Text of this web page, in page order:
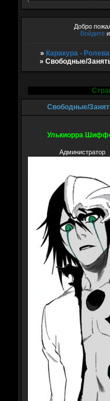
Добро
Войдите
» Каракура -
» Свободные/
Свободные/
Улькиорра
Администратор